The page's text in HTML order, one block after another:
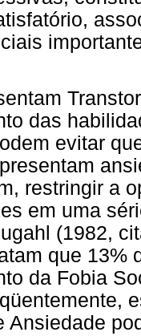
das
evitar
restringir a
em uma
(1982,
que 13%
da Fobia
Ansiedade